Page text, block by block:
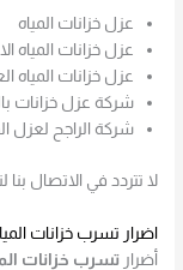
عزل خزانات المياه
عزل خزانات المياه
عزل خزانات المياه
شركة عزل خزانات
شركة الراجح لعزل
لا تتردد في الاتصال
اضرار تسرب خزانات
أضرارتسرب خزانات